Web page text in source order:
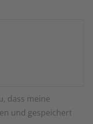
dass meine
und gespeichert